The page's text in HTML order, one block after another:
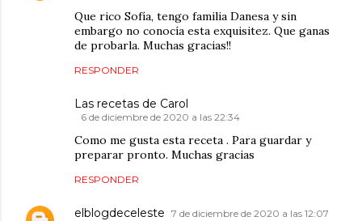
Que rico Sofía, tengo familia Danesa y sin
embargo no conocía esta exquisitez. Que ganas
de probarla. Muchas gracias!!
RESPONDER
Las recetas de Carol
6 de diciembre de 2020 a las 22:34
Como me gusta esta receta . Para guardar y
preparar pronto. Muchas gracias
RESPONDER
elblogdeceleste 7 de diciembre de 2020 a las 12:07